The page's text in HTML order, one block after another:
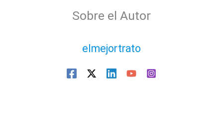
Sobre el Autor
elmejortrato